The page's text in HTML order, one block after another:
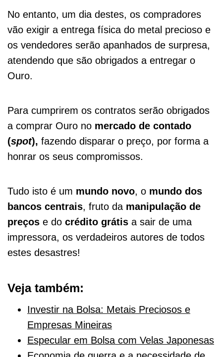
No entanto, um dia destes, os compradores
vão exigir a entrega física do metal precioso e
os vendedores serão apanhados de surpresa,
atendendo que são obrigados a entregar o
Ouro.
Para cumprirem os contratos serão obrigados
a comprar Ouro no mercado de contado
(spot), fazendo disparar o preço, por forma a
honrar os seus compromissos.
Tudo isto é um mundo novo, o mundo dos
bancos centrais, fruto da manipulação de
preços e do crédito grátis a sair de uma
impressora, os verdadeiros autores de todos
estes desastres!
Veja também:
Investir na Bolsa: Metais Preciosos e
Empresas Mineiras
Especular em Bolsa com Velas Japonesas